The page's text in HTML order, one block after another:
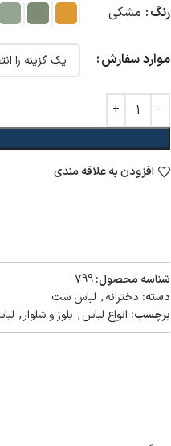
رنگ مشکی
موارد سفارش
افزودن به علاقه مندی
شناسه محصول:799
دسته: دخترانه, لباس ست
برچسب: انواع لباس, بلوز و شلوار ,